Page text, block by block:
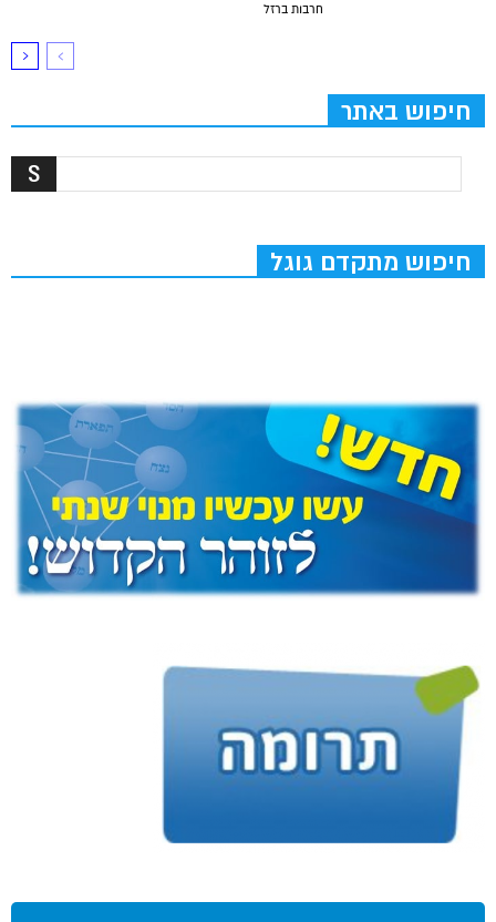
חרבות ברזל
חיפוש באתר
חיפוש מתקדם גוגל